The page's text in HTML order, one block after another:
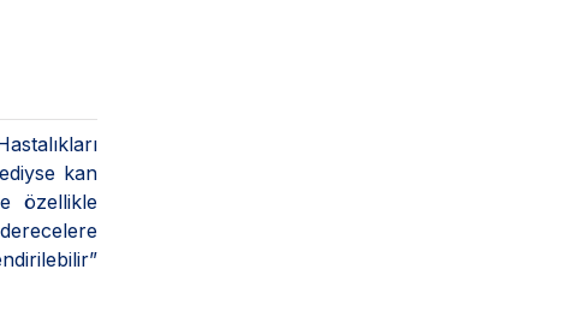
kan
özellikle